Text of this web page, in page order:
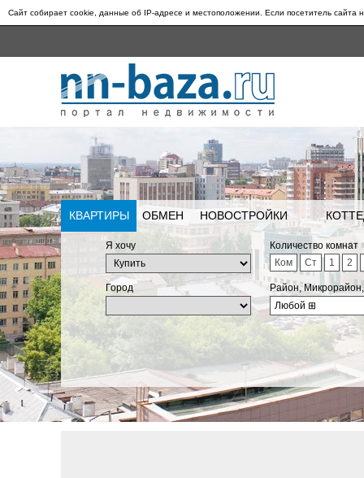
Сайт собирает cookie, данные об IP-адресе и местоположении. Если посетитель сайта
КВАРТИРЫ ОБМЕН НОВОСТРОЙКИ
Я хочу
Количество комнат
Ком
Ст 1 2
Город
Район,
Любой ⊞